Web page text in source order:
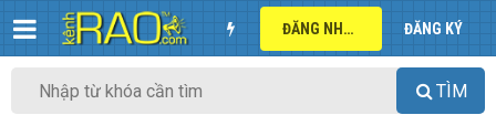
ĐĂNG NHẬP ĐĂNG KÝ
TÌM